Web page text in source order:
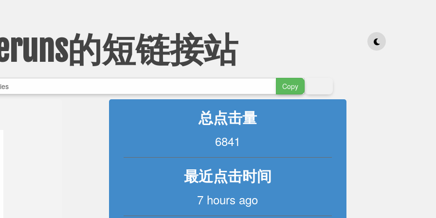
的短链接站
Copy
总点击量
6841
最近点击时间
7 hours ago